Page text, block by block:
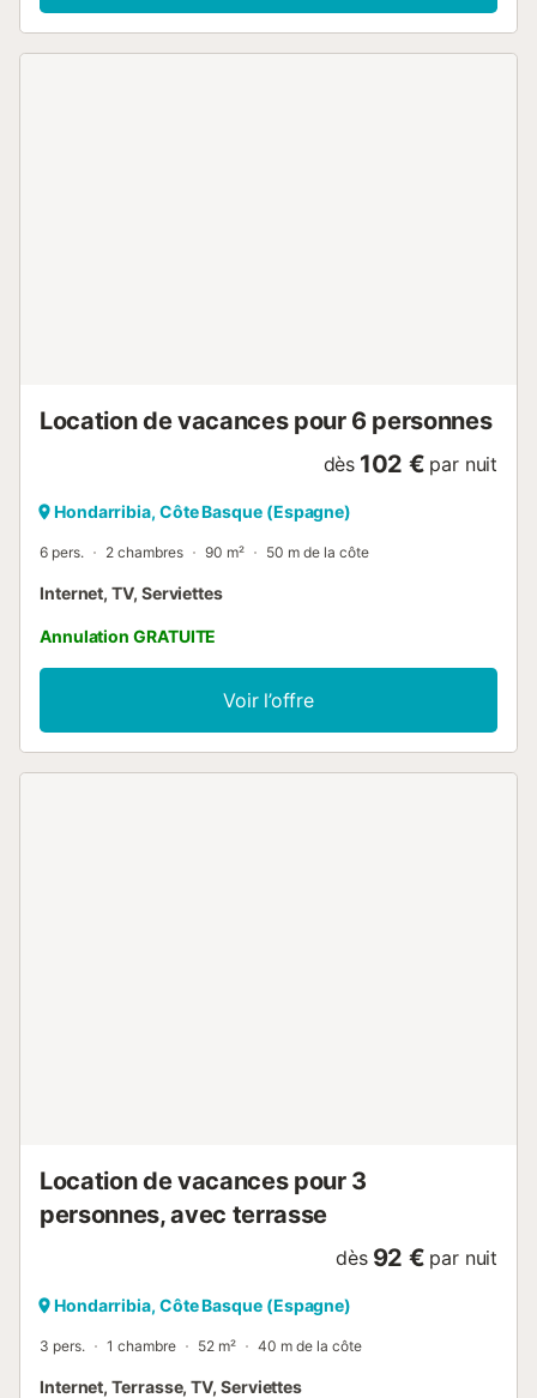
Location de vacances pour 6 personnes
dès 102 € par nuit
Hondarribia, Côte Basque (Espagne)
6 pers. 2 chambres 90 m² 50 m de la côte
Internet, TV, Serviettes
Annulation GRATUITE
Voir l’offre
Location de vacances pour 3
personnes, avec terrasse
dès 92 € par nuit
Hondarribia, Côte Basque (Espagne)
3 pers. 1 chambre 52 m² 40 m de la côte
Internet, Terrasse, TV, Serviettes